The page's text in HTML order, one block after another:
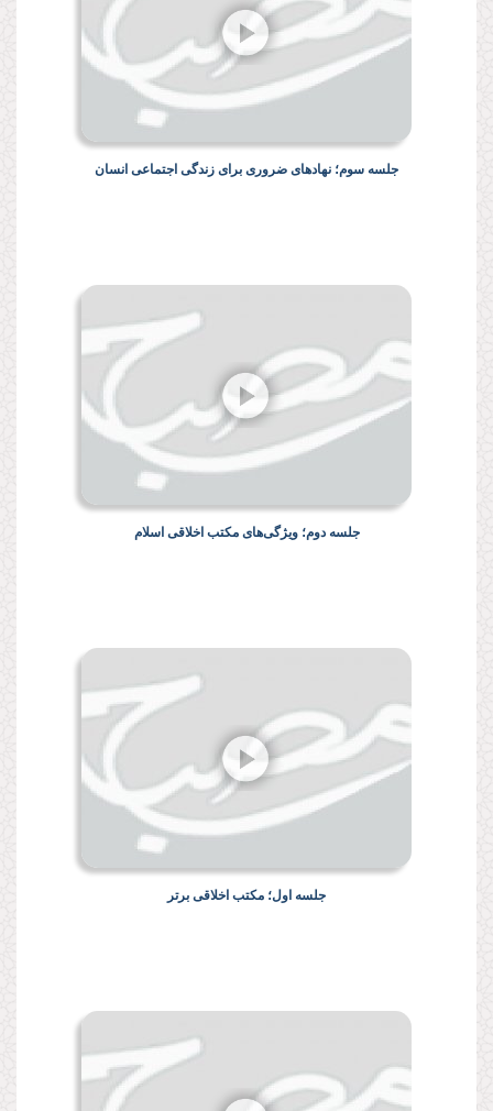
جلسه سوم؛ نهادهای ضروری برای زندگی اجتماعی انسان
جلسه دوم؛ ویژگی‌های مکتب اخلاقی اسلام
جلسه اول؛ مکتب اخلاقی برتر